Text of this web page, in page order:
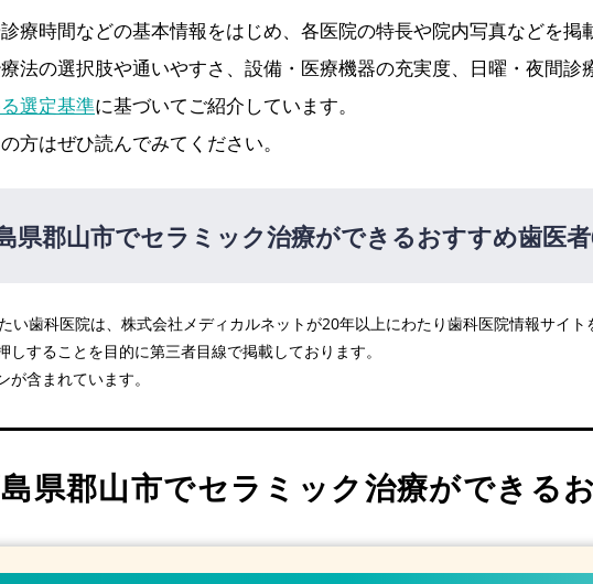
療時間などの基本情報をはじめ、各医院の特長や院内写真などを掲
法の選択肢や通いやすさ、設備・医療機器の充実度、日曜・夜間
選定基準に基づいてご紹介しています。
方はぜひ読んでみてください。
県郡山市でセラミック治療ができるおすすめ歯医
院（郡山駅 車で10分） PR
ニック（郡山富田駅 車で13分）
科（郡山駅 車で20分）
歯科矯正歯科（郡山駅 車で15分）
（郡山駅 徒歩10分）
い歯科医院は、株式会社メディカルネットが20年以上にわたり歯科医院情報サイ
することを目的に第三者目線で掲載しております。
含まれています。
県郡山市でセラミック治療ができる